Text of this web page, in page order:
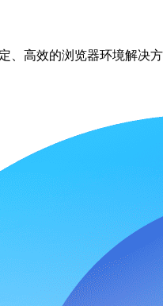
、高效的浏览器环境解决方